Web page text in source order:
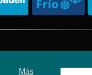
Más